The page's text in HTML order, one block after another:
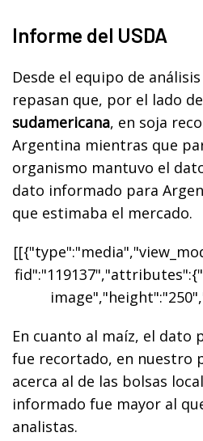
Informe del USDA
Desde el equipo de
repasan que, por el lado
sudamericana, en soja
Argentina mientras que
organismo mantuvo el
dato informado para
que estimaba el mercado.
En cuanto al maíz, el dato
fue recortado, en nuestro
acerca al de las bolsas
informado fue mayor al
analistas.